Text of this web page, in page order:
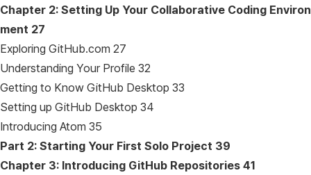
Chapter 2: Setting Up Your Collaborative Coding Environ
ment 27
Exploring GitHub.com 27
Understanding Your Profile 32
Getting to Know GitHub Desktop 33
Setting up GitHub Desktop 34
Introducing Atom 35
Part 2: Starting Your First Solo Project 39
Chapter 3: Introducing GitHub Repositories 41